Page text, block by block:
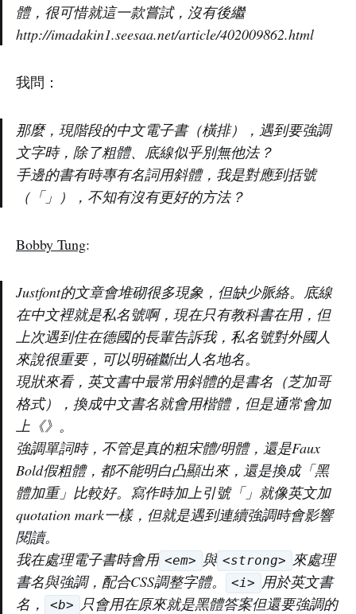
體，很可惜就這一款嘗試，沒有後繼
http://imadakin1.seesaa.net/article/402009862.html
我問：
那麼，現階段的中文電子書（橫排），遇到要強調
文字時，除了粗體、底線似乎別無他法？
手邊的書有時專有名詞用斜體，我是對應到括號
（「」），不知有沒有更好的方法？
Bobby Tung:
Justfont的文章會堆砌很多現象，但缺少脈絡。底線
在中文裡就是私名號啊，現在只有教科書在用，但
上次遇到住在德國的長輩告訴我，私名號對外國人
來說很重要，可以明確斷出人名地名。
現狀來看，英文書中最常用斜體的是書名（芝加哥
格式），換成中文書名就會用楷體，但是通常會加
上《》。
強調單詞時，不管是真的粗宋體/明體，還是Faux
Bold假粗體，都不能明白凸顯出來，還是換成「黑
體加重」比較好。寫作時加上引號「」就像英文加
quotation mark一樣，但就是遇到連續強調時會影響
閱讀。
我在處理電子書時會用 <em> 與 <strong> 來處理
書名與強調，配合CSS調整字體。
<i> 用於英文書
名，
<b>
只會用在原來就是黑體答案但還要強調的